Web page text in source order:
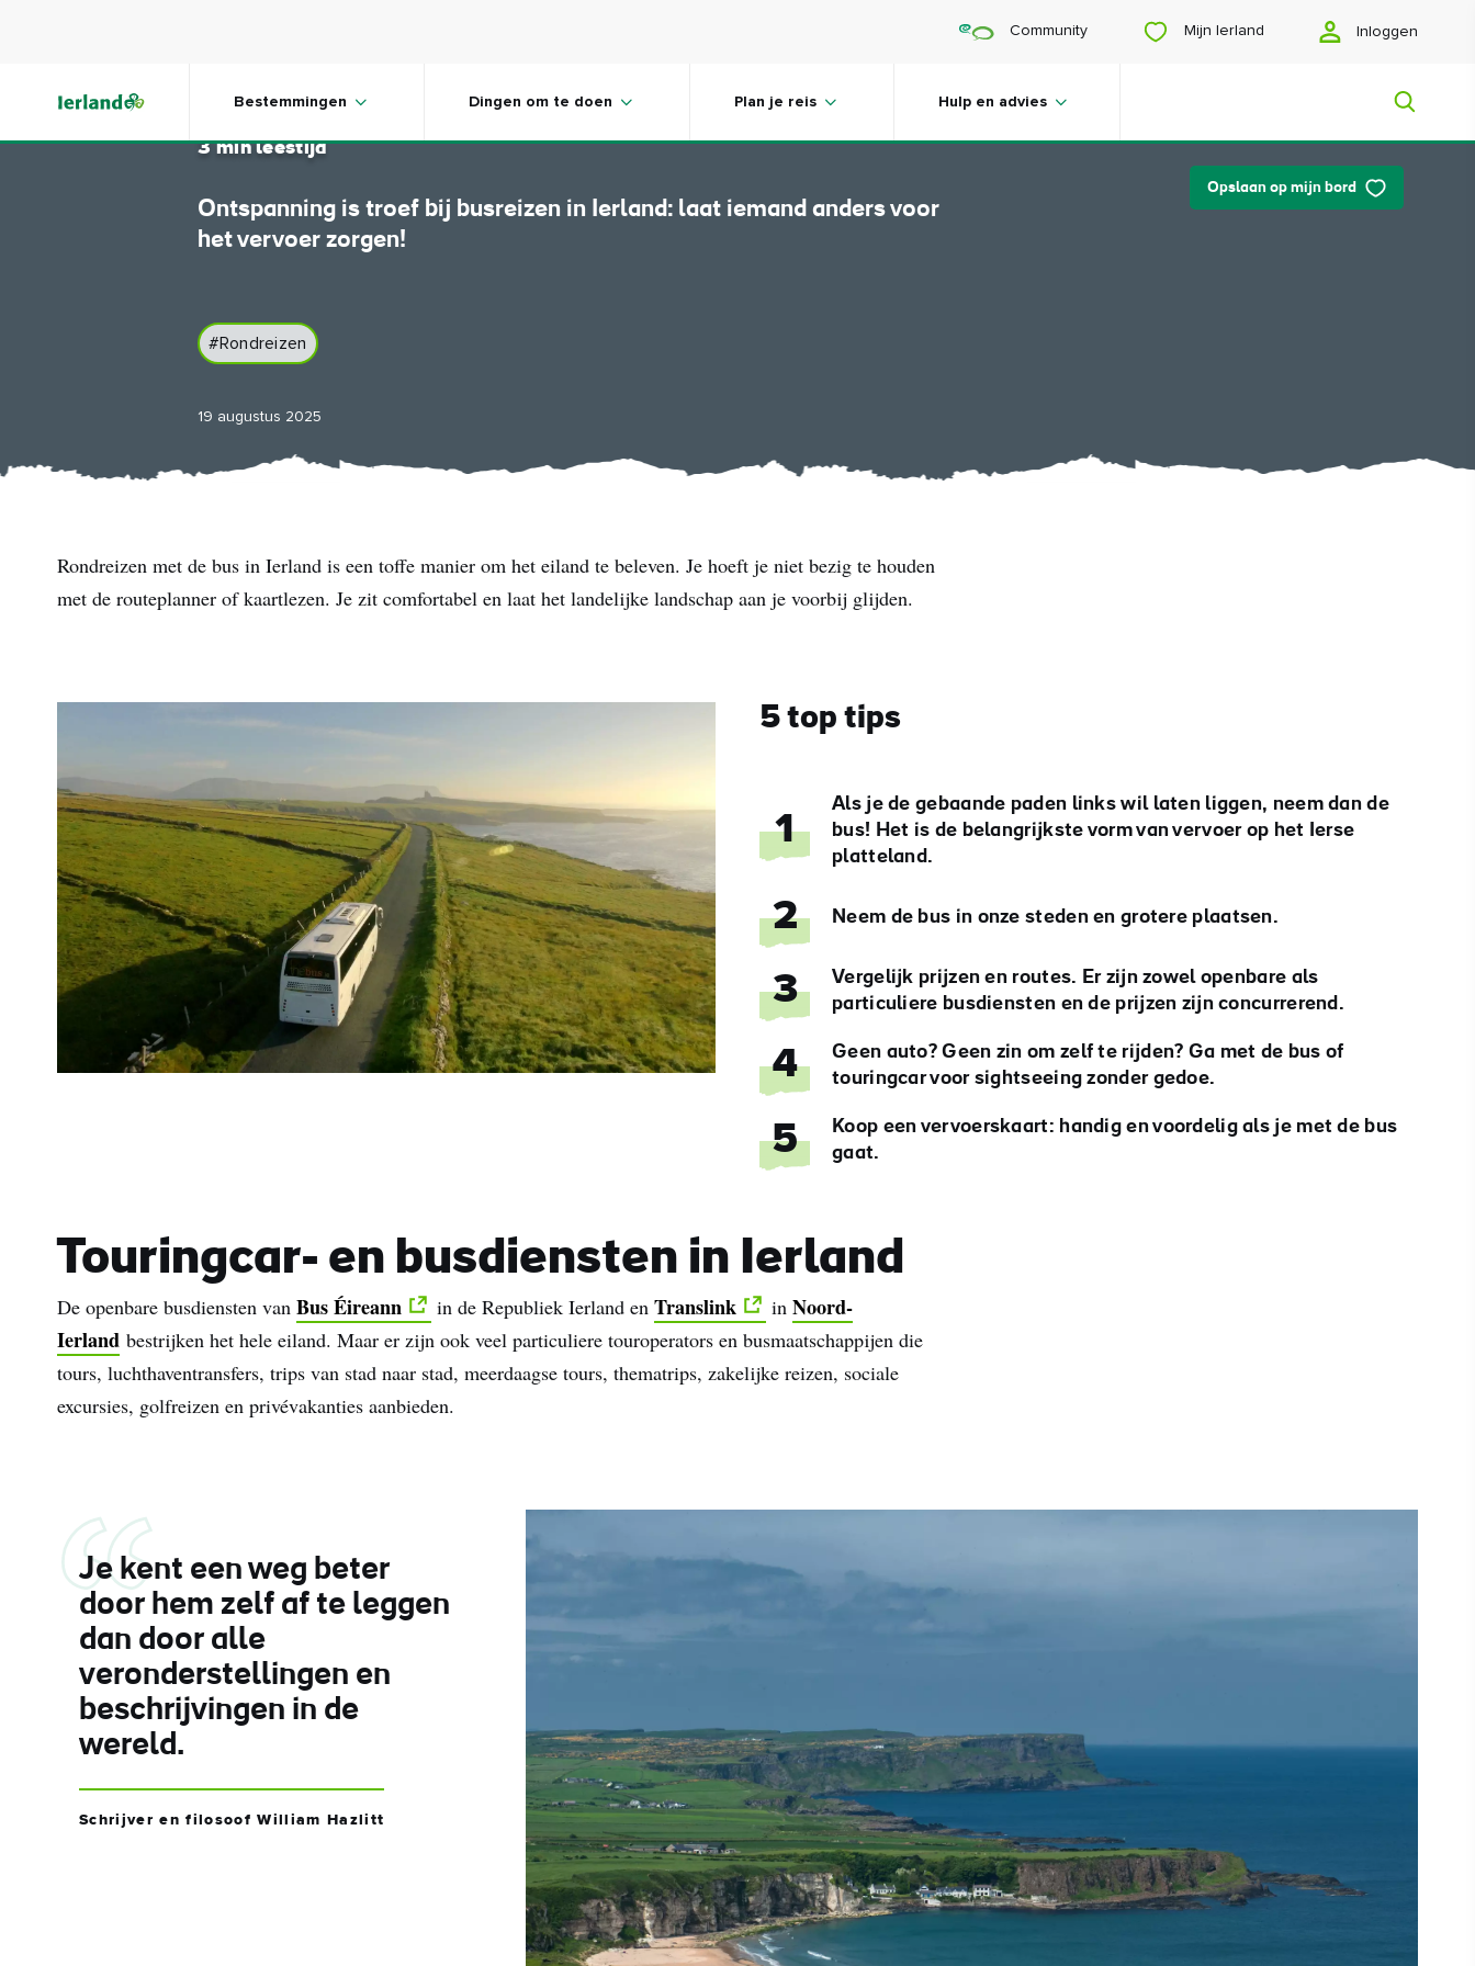
Community Mijn Ierland Inloggen
Bestemmingen Dingen om te doen Plan je reis Hulp en advies
#Landschappen
Opslaan op mijn bord
Ierland per bus
3 min leestijd
Ontspanning is troef bij busreizen in Ierland: laat iemand anders voor
het vervoer zorgen!
#Rondreizen
19 augustus 2025
Rondreizen met de bus in Ierland is een toffe manier om het eiland te beleven. Je hoeft je niet bezig te houden
met de routeplanner of kaartlezen. Je zit comfortabel en laat het landelijke landschap aan je voorbij glijden.
5 top tips
1
Als je de gebaande paden links wil laten liggen, neem dan de
bus! Het is de belangrijkste vorm van vervoer op het Ierse
platteland.
2 Neem de bus in onze steden en grotere plaatsen.
3
Vergelijk prijzen en routes. Er zijn zowel openbare als
particuliere busdiensten en de prijzen zijn concurrerend.
4
Geen auto? Geen zin om zelf te rijden? Ga met de bus of
touringcar voor sightseeing zonder gedoe.
5
Koop een vervoerskaart: handig en voordelig als je met de bus
gaat.
Touringcar- en busdiensten in Ierland
De openbare busdiensten van Bus Éireann in de Republiek Ierland en Translink in Noord-
Ierland bestrijken het hele eiland. Maar er zijn ook veel particuliere touroperators en busmaatschappijen die
tours, luchthaventransfers, trips van stad naar stad, meerdaagse tours, thematrips, zakelijke reizen, sociale
excursies, golfreizen en privévakanties aanbieden.
Je kent een weg beter
door hem zelf af te leggen
dan door alle
veronderstellingen en
beschrijvingen in de
wereld.
Schrijver en filosoof William Hazlitt